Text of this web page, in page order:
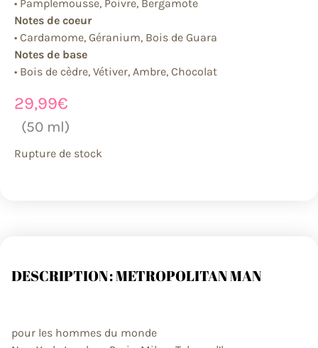
• Pamplemousse, Poivre, Bergamote
Notes de coeur
• Cardamome, Géranium, Bois de Guara
Notes de base
• Bois de cèdre, Vétiver, Ambre, Chocolat
29,99€
(50 ml)
Rupture de stock
DESCRIPTION : METROPOLITAN MAN
pour les hommes du monde